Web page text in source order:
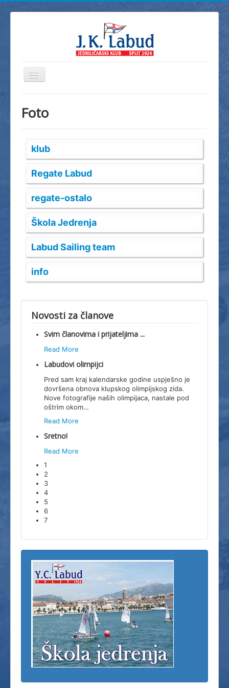
Prikaz/Sakrivanje
JK Labud
Regate
Foto
Video
Info
Dokumenti
Splitski Festival Jedrenja
Foto
klub
Regate Labud
regate-ostalo
Škola Jedrenja
Labud Sailing team
info
Novosti za članove
Svim članovima i prijateljima ...
Read More
Labudovi olimpijci
Pred sam kraj kalendarske godine uspješno je
dovršena obnova klupskog olimpijskog zida.
Nove fotografije naših olimpijaca, nastale pod
oštrim okom…
Read More
Sretno!
Read More
1
2
3
4
5
6
7